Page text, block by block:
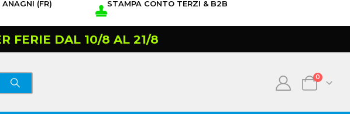
(FR) STAMPA CONTO TERZI & B2B
FERIE DAL 10/8 AL 21/8
0